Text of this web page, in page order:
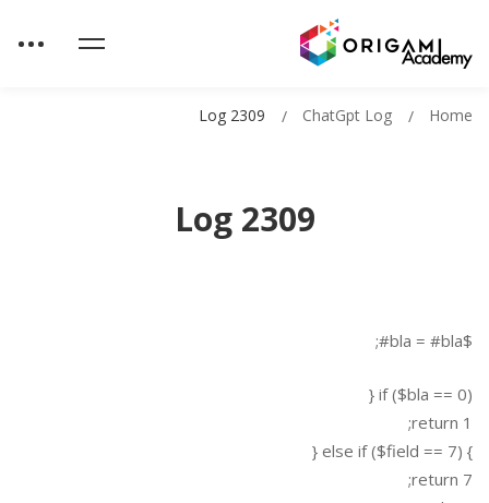
Log 2309
Home
ChatGpt Log
Log 2309
$bla = #bla#;
if ($bla == 0) {
return 1;
} else if ($field == 7) {
return 7;